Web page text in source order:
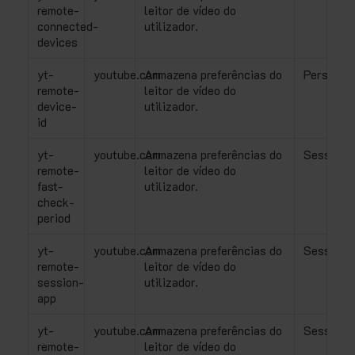
remote-
connected-
devices
leitor de vídeo do
utilizador.
yt-
remote-
device-
id
youtube.comArmazena preferências do
leitor de vídeo do
utilizador.
yt-
remote-
fast-
check-
period
youtube.comArmazena preferências do
leitor de vídeo do
utilizador.
Sessão
yt-
remote-
session-
app
youtube.comArmazena preferências do
leitor de vídeo do
utilizador.
Sessão
yt-
remote-
youtube.comArmazena preferências do
leitor de vídeo do
Sessão